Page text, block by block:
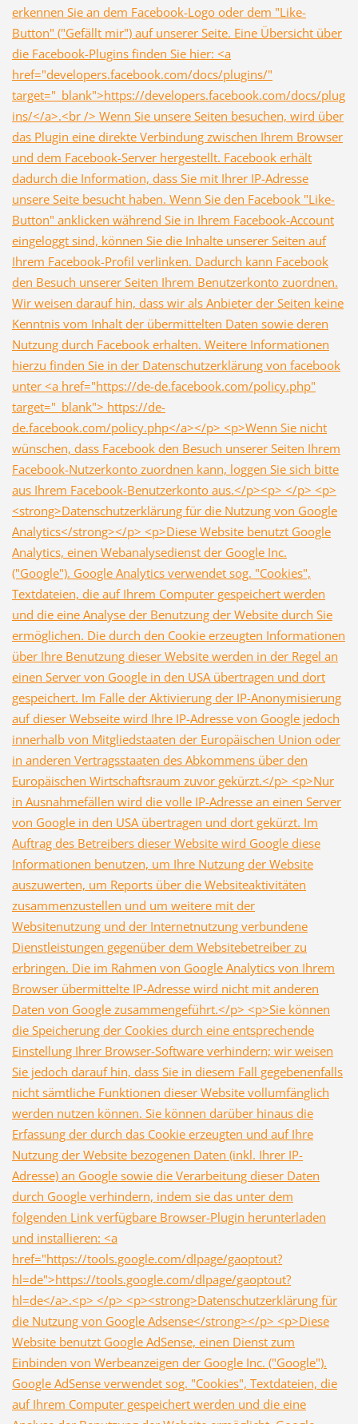
erkennen Sie an dem Facebook-Logo oder dem "Like-
Button" ("Gefällt mir") auf unserer Seite. Eine Übersicht über
die Facebook-Plugins finden Sie hier: <a
href="developers.facebook.com/docs/plugins/"
target="_blank">https://developers.facebook.com/docs/plug
ins/</a>.<br /> Wenn Sie unsere Seiten besuchen, wird über
das Plugin eine direkte Verbindung zwischen Ihrem Browser
und dem Facebook-Server hergestellt. Facebook erhält
dadurch die Information, dass Sie mit Ihrer IP-Adresse
unsere Seite besucht haben. Wenn Sie den Facebook "Like-
Button" anklicken während Sie in Ihrem Facebook-Account
eingeloggt sind, können Sie die Inhalte unserer Seiten auf
Ihrem Facebook-Profil verlinken. Dadurch kann Facebook
den Besuch unserer Seiten Ihrem Benutzerkonto zuordnen.
Wir weisen darauf hin, dass wir als Anbieter der Seiten keine
Kenntnis vom Inhalt der übermittelten Daten sowie deren
Nutzung durch Facebook erhalten. Weitere Informationen
hierzu finden Sie in der Datenschutzerklärung von facebook
unter <a href="https://de-de.facebook.com/policy.php"
target="_blank"> https://de-
de.facebook.com/policy.php</a></p> <p>Wenn Sie nicht
wünschen, dass Facebook den Besuch unserer Seiten Ihrem
Facebook-Nutzerkonto zuordnen kann, loggen Sie sich bitte
aus Ihrem Facebook-Benutzerkonto aus.</p><p> </p> <p>
<strong>Datenschutzerklärung für die Nutzung von Google
Analytics</strong></p> <p>Diese Website benutzt Google
Analytics, einen Webanalysedienst der Google Inc.
("Google"). Google Analytics verwendet sog. "Cookies",
Textdateien, die auf Ihrem Computer gespeichert werden
und die eine Analyse der Benutzung der Website durch Sie
ermöglichen. Die durch den Cookie erzeugten Informationen
über Ihre Benutzung dieser Website werden in der Regel an
einen Server von Google in den USA übertragen und dort
gespeichert. Im Falle der Aktivierung der IP-Anonymisierung
auf dieser Webseite wird Ihre IP-Adresse von Google jedoch
innerhalb von Mitgliedstaaten der Europäischen Union oder
in anderen Vertragsstaaten des Abkommens über den
Europäischen Wirtschaftsraum zuvor gekürzt.</p> <p>Nur
in Ausnahmefällen wird die volle IP-Adresse an einen Server
von Google in den USA übertragen und dort gekürzt. Im
Auftrag des Betreibers dieser Website wird Google diese
Informationen benutzen, um Ihre Nutzung der Website
auszuwerten, um Reports über die Websiteaktivitäten
zusammenzustellen und um weitere mit der
Websitenutzung und der Internetnutzung verbundene
Dienstleistungen gegenüber dem Websitebetreiber zu
erbringen. Die im Rahmen von Google Analytics von Ihrem
Browser übermittelte IP-Adresse wird nicht mit anderen
Daten von Google zusammengeführt.</p> <p>Sie können
die Speicherung der Cookies durch eine entsprechende
Einstellung Ihrer Browser-Software verhindern; wir weisen
Sie jedoch darauf hin, dass Sie in diesem Fall gegebenenfalls
nicht sämtliche Funktionen dieser Website vollumfänglich
werden nutzen können. Sie können darüber hinaus die
Erfassung der durch das Cookie erzeugten und auf Ihre
Nutzung der Website bezogenen Daten (inkl. Ihrer IP-
Adresse) an Google sowie die Verarbeitung dieser Daten
durch Google verhindern, indem sie das unter dem
folgenden Link verfügbare Browser-Plugin herunterladen
und installieren: <a
href="https://tools.google.com/dlpage/gaoptout?
hl=de">https://tools.google.com/dlpage/gaoptout?
hl=de</a>.<p> </p> <p><strong>Datenschutzerklärung für
die Nutzung von Google Adsense</strong></p> <p>Diese
Website benutzt Google AdSense, einen Dienst zum
Einbinden von Werbeanzeigen der Google Inc. ("Google").
Google AdSense verwendet sog. "Cookies", Textdateien, die
auf Ihrem Computer gespeichert werden und die eine